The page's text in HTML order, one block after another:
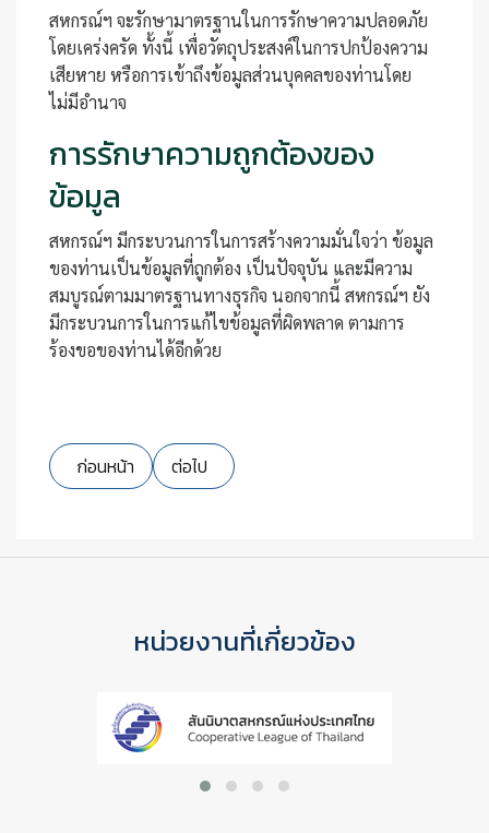
สหกรณ์ฯ จะรักษามาตรฐานในการรักษาความปลอดภัย
โดยเคร่งครัด ทั้งนี้ เพื่อวัตถุประสงค์ในการปกป้องความ
เสียหาย หรือการเข้าถึงข้อมูลส่วนบุคคลของท่านโดย
ไม่มีอำนาจ
การรักษาความถูกต้องของ
ข้อมูล
สหกรณ์ฯ มีกระบวนการในการสร้างความมั่นใจว่า ข้อมูล
ของท่านเป็นข้อมูลที่ถูกต้อง เป็นปัจจุบัน และมีความ
สมบูรณ์ตามมาตรฐานทางธุรกิจ นอกจากนี้ สหกรณ์ฯ ยัง
มีกระบวนการในการแก้ไขข้อมูลที่ผิดพลาด ตามการ
ร้องขอของท่านได้อีกด้วย
เนื้อหาก่อนหน้า: นโยบายคุกกี้ (COOKIE POLICY)
ก่อนหน้า เนื้อหาถัดไป: ข้อบังคับสหกรณ์ออมทรัพย์กรมป
ต่อไป
หน่วยงานที่เกี่ยวข้อง